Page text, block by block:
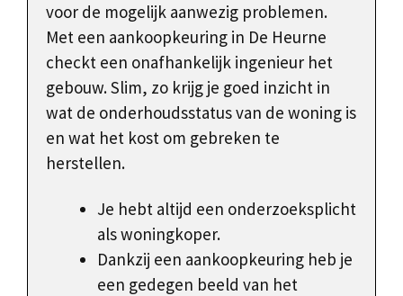
voor de mogelijk aanwezig problemen.
Met een aankoopkeuring in De Heurne
checkt een onafhankelijk ingenieur het
gebouw. Slim, zo krijg je goed inzicht in
wat de onderhoudsstatus van de woning is
en wat het kost om gebreken te
herstellen.
Je hebt altijd een onderzoeksplicht
als woningkoper.
Dankzij een aankoopkeuring heb je
een gedegen beeld van het